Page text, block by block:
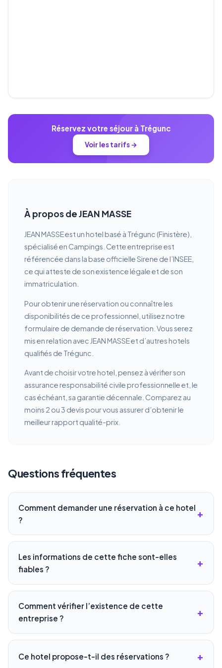
Réservez votre séjour à Trégunc
Voir les tarifs →
À propos de JEAN MASSE
JEAN MASSE est un hotel basé à Trégunc (Finistère),
spécialisé en Campings. Cette entreprise est
référencée dans la base officielle Sirene de l’INSEE,
ce qui atteste de son existence légale et de son
immatriculation.
Pour obtenir une réservation ou connaître les
disponibilités de ce professionnel, utilisez notre
formulaire de demande de réservation. Vous serez
mis en relation avec JEAN MASSE et d’autres hotels
qualifiés de Trégunc.
Avant de choisir votre hotel, pensez à vérifier son
assurance responsabilité civile professionnelle et, le
cas échéant, sa garantie décennale. Comparez au
moins 2 ou 3 devis pour vous assurer d’obtenir le
meilleur rapport qualité-prix.
Questions fréquentes
Comment demander une réservation à ce hotel
?
Les informations de cette fiche sont-elles
fiables ?
Comment vérifier l’existence de cette
entreprise ?
Ce hotel propose-t-il des réservations ?